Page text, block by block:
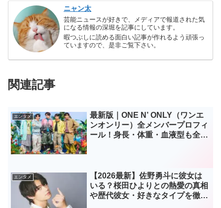
ニャン太
芸能ニュースが好きで、メディアで報道された気
になる情報の深堀を記事にしています。
暇つぶしに読める面白い記事が作れるよう頑張っ
ていますので、是非ご覧下さい。
関連記事
エンタメ
最新版｜ONE N’ ONLY（ワンエ
ンオンリー）全メンバープロフィ
ール！身長・体重・血液型も全公
エンタメ
【2026最新】佐野勇斗に彼女は
いる？桜田ひよりとの熱愛の真相
や歴代彼女・好きなタイプを徹底